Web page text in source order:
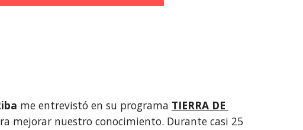
me entrevistó en su programa TIERRA DE
mejorar nuestro conocimiento. Durante casi 25